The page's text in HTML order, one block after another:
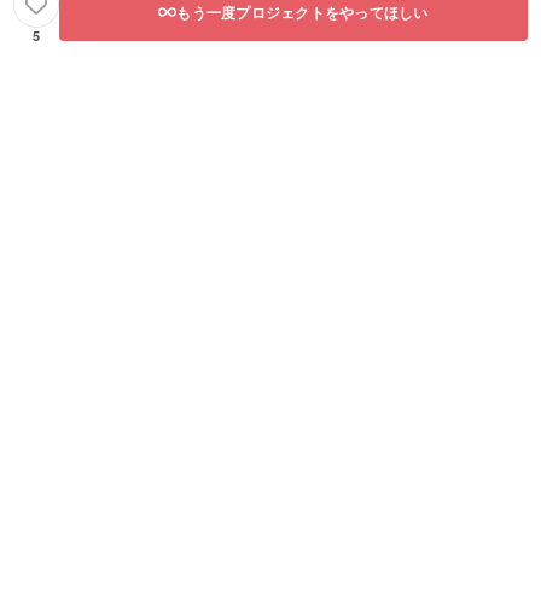
5
もう一度プロジェクトをやってほしい